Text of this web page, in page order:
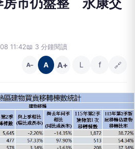
11:42📖 3 分鐘閱讀
A− A A+ L f 🔗